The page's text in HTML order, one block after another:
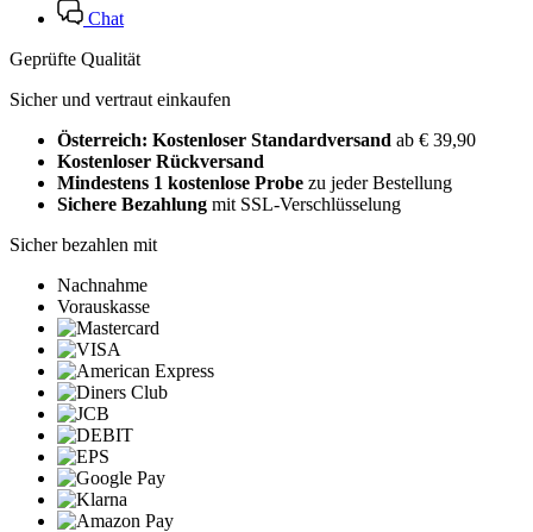
Chat
Geprüfte Qualität
Sicher und vertraut einkaufen
Österreich: Kostenloser Standardversand ab € 39,90
Kostenloser Rückversand
Mindestens 1 kostenlose Probe zu jeder Bestellung
Sichere Bezahlung mit SSL-Verschlüsselung
Sicher bezahlen mit
Nachnahme
Vorauskasse